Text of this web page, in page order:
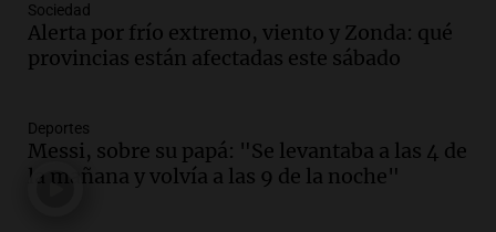
Episodios
Audio. Borges, abogada de Pourrain:
"Tres hombres se lo llevaron para
Episodios
Audio.Voluntarios limpiaron 9.000
Sociedad
Alerta por frío extremo, viento y Zonda: qué
provincias están afectadas este sábado
Deportes
Messi, sobre su papá: "Se levantaba a las 4 de
la mañana y volvía a las 9 de la noche"